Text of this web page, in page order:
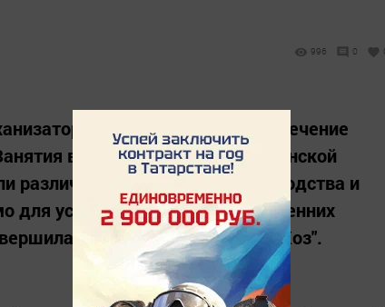
996 0
района проходила в течение
вели преподаватели Казанской
различные аспекты растениеводства и
для успешного проведения весенних
поездкой в "ТатНИИСХоз".